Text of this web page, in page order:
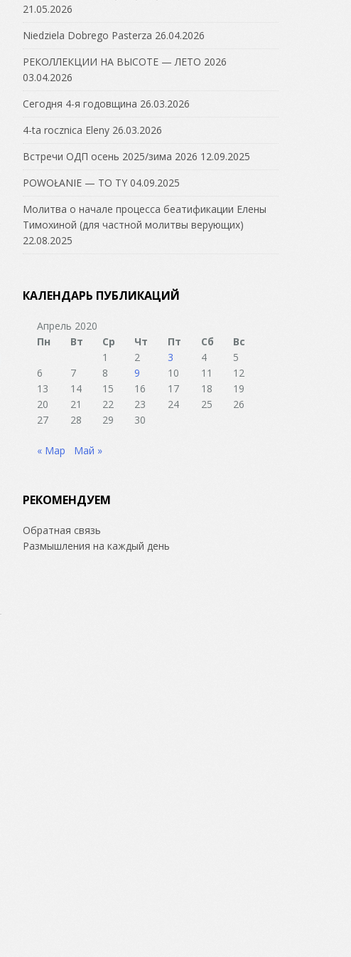
21.05.2026
Niedziela Dobrego Pasterza 26.04.2026
РЕКОЛЛЕКЦИИ НА ВЫСОТЕ — ЛЕТО 2026
03.04.2026
Сегодня 4-я годовщина 26.03.2026
4-ta rocznica Eleny 26.03.2026
Встречи ОДП осень 2025/зима 2026 12.09.2025
POWOŁANIE — TO TY 04.09.2025
Молитва о начале процесса беатификации Елены
Тимохиной (для частной молитвы верующих)
22.08.2025
КАЛЕНДАРЬ ПУБЛИКАЦИЙ
Апрель 2020
Пн
Вт Ср Чт Пт Сб
Вс
1
2 3 4
5
6
7 8 9 10 11
12
13
14 15 16 17 18
19
20
21 22 23 24 25
26
27
28 29 30
« Мар Май »
РЕКОМЕНДУЕМ
Обратная связь
Размышления на каждый день